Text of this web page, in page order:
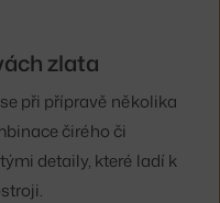
zlata
při přípravě několika
čirého či
detaily, které ladí k